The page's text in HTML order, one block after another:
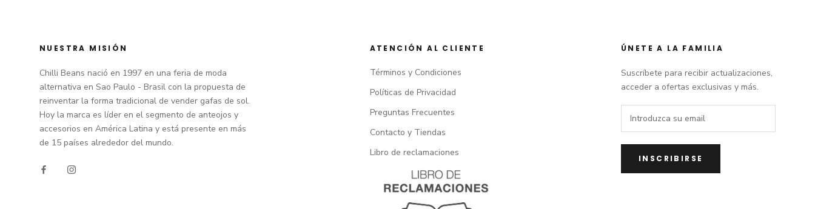
NUESTRA MISIÓN
Chilli Beans nació en 1997 en una feria de moda
alternativa en Sao Paulo - Brasil con la propuesta de
reinventar la forma tradicional de vender gafas de sol.
Hoy la marca es líder en el segmento de anteojos y
accesorios en América Latina y está presente en más
de 15 países alrededor del mundo.
ATENCIÓN AL CLIENTE
Términos y Condiciones
Políticas de Privacidad
Preguntas Frecuentes
Contacto y Tiendas
Libro de reclamaciones
ÚNETE A LA FAMILIA
Suscríbete para recibir actualizaciones,
acceder a ofertas exclusivas y más.
INSCRIBIRSE